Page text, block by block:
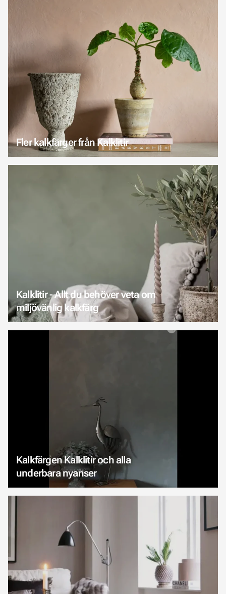
Fler kalkfärger från Kalklitir
Kalklitir - Allt du behöver veta om
miljövänlig kalkfärg
Kalkfärgen Kalklitir och alla
underbara nyanser